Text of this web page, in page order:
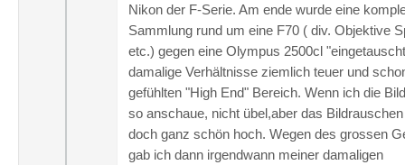
Nikon der F-Serie. Am ende wurde eine
Sammlung rund um eine F70 ( div. Objektive
etc.) gegen eine Olympus 2500cl
damalige Verhältnisse ziemlich teuer und
gefühlten "High End" Bereich. Wenn ich die
so anschaue, nicht übel,aber das
doch ganz schön hoch. Wegen des grossen
gab ich dann irgendwann meiner damaligen